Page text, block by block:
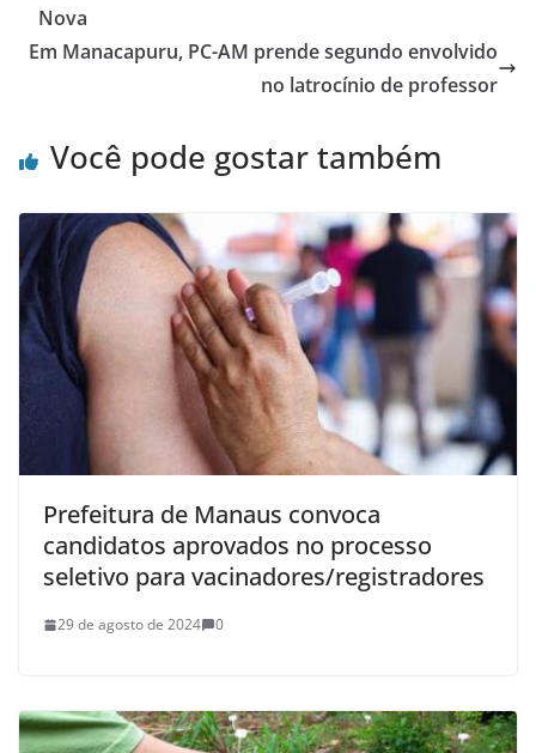
Nova
Em Manacapuru, PC-AM prende segundo envolvido
no latrocínio de professor
Você pode gostar também
Prefeitura de Manaus convoca
candidatos aprovados no processo
seletivo para vacinadores/registradores
29 de agosto de 2024 0